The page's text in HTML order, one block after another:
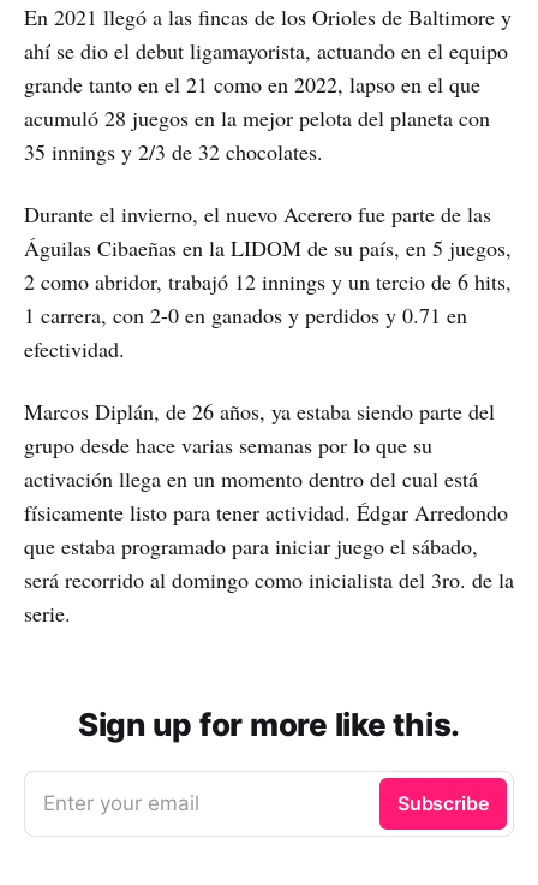
En 2021 llegó a las fincas de los Orioles de Baltimore y
ahí se dio el debut ligamayorista, actuando en el equipo
grande tanto en el 21 como en 2022, lapso en el que
acumuló 28 juegos en la mejor pelota del planeta con
35 innings y 2/3 de 32 chocolates.
Durante el invierno, el nuevo Acerero fue parte de las
Águilas Cibaeñas en la LIDOM de su país, en 5 juegos,
2 como abridor, trabajó 12 innings y un tercio de 6 hits,
1 carrera, con 2-0 en ganados y perdidos y 0.71 en
efectividad.
Marcos Diplán, de 26 años, ya estaba siendo parte del
grupo desde hace varias semanas por lo que su
activación llega en un momento dentro del cual está
físicamente listo para tener actividad. Édgar Arredondo
que estaba programado para iniciar juego el sábado,
será recorrido al domingo como inicialista del 3ro. de la
serie.
Sign up for more like this.
Enter your email Subscribe